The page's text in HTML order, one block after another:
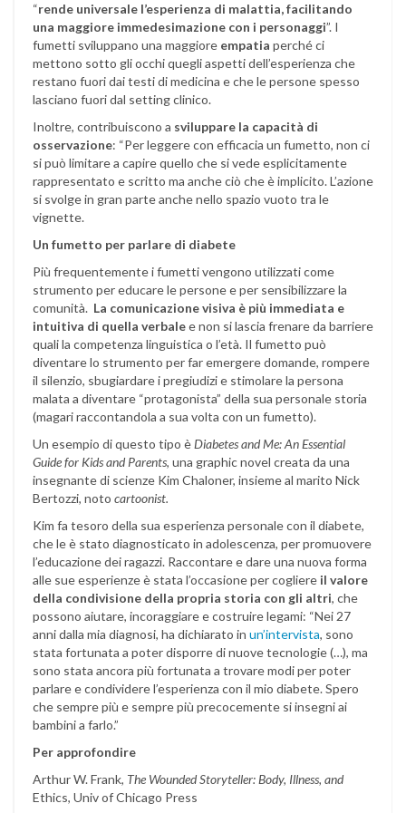
“rende universale l’esperienza di malattia, facilitando
una maggiore immedesimazione con i personaggi”. I
fumetti sviluppano una maggiore empatia perché ci
mettono sotto gli occhi quegli aspetti dell’esperienza che
restano fuori dai testi di medicina e che le persone spesso
lasciano fuori dal setting clinico.
Inoltre, contribuiscono a sviluppare la capacità di
osservazione: “Per leggere con efficacia un fumetto, non ci
si può limitare a capire quello che si vede esplicitamente
rappresentato e scritto ma anche ciò che è implicito. L’azione
si svolge in gran parte anche nello spazio vuoto tra le
vignette.
Un fumetto per parlare di diabete
Più frequentemente i fumetti vengono utilizzati come
strumento per educare le persone e per sensibilizzare la
comunità. La comunicazione visiva è più immediata e
intuitiva di quella verbalee non si lascia frenare da barriere
quali la competenza linguistica o l’età. Il fumetto può
diventare lo strumento per far emergere domande, rompere
il silenzio, sbugiardare i pregiudizi e stimolare la persona
malata a diventare “protagonista” della sua personale storia
(magari raccontandola a sua volta con un fumetto).
Un esempio di questo tipo èDiabetes and Me: An Essential
Guide for Kids and Parents, una graphic novel creata da una
insegnante di scienze Kim Chaloner, insieme al marito Nick
Bertozzi, noto cartoonist.
Kim fa tesoro della sua esperienza personale con il diabete,
che le è stato diagnosticato in adolescenza, per promuovere
l’educazione dei ragazzi. Raccontare e dare una nuova forma
alle sue esperienze è stata l’occasione per cogliere il valore
della condivisione della propria storia con gli altri, che
possono aiutare, incoraggiare e costruire legami: “Nei 27
anni dalla mia diagnosi, ha dichiarato in un’intervista, sono
stata fortunata a poter disporre di nuove tecnologie (…), ma
sono stata ancora più fortunata a trovare modi per poter
parlare e condividere l’esperienza con il mio diabete. Spero
che sempre più e sempre più precocemente si insegni ai
bambini a farlo.”
Per approfondire
Arthur W. Frank, The Wounded Storyteller: Body, Illness, and
Ethics, Univ of Chicago Press